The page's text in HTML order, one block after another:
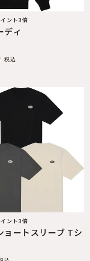
イント3倍
ディ
税込
イント3倍
ョートスリーブ Tシ